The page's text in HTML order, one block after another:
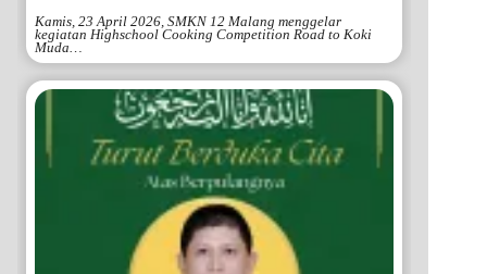
Kamis, 23 April 2026, SMKN 12 Malang menggelar
kegiatan Highschool Cooking Competition Road to Koki
Muda…